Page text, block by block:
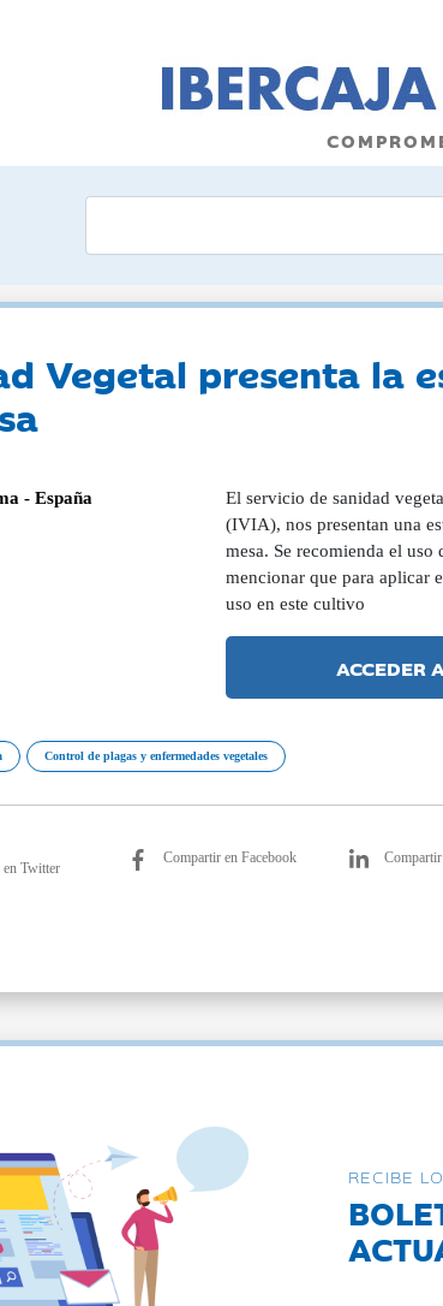
Vegetal presenta la
- España
El servicio de sanidad
(IVIA), nos presentan una
mesa. Se recomienda el
mencionar que para aplicar
uso en este cultivo
ACCEDER
Control de plagas y enfermedades vegetales
Twitter
Compartir en Facebook
RECIBE